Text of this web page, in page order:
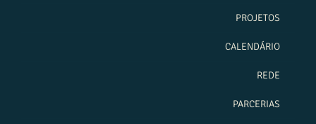
PROJETOS
CALENDÁRIO
REDE
PARCERIAS